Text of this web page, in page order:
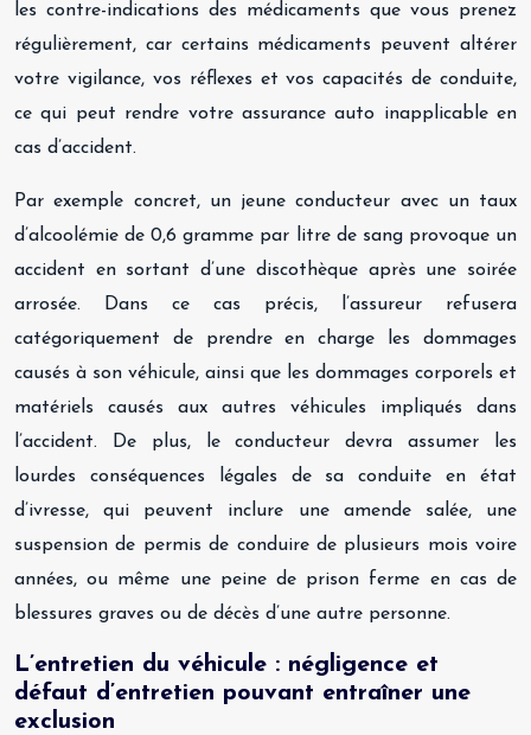
les contre-indications des médicaments que vous prenez
régulièrement, car certains médicaments peuvent altérer
votre vigilance, vos réflexes et vos capacités de conduite,
ce qui peut rendre votre assurance auto inapplicable en
cas d’accident.
Par exemple concret, un jeune conducteur avec un taux
d’alcoolémie de 0,6 gramme par litre de sang provoque un
accident en sortant d’une discothèque après une soirée
arrosée. Dans ce cas précis, l’assureur refusera
catégoriquement de prendre en charge les dommages
causés à son véhicule, ainsi que les dommages corporels et
matériels causés aux autres véhicules impliqués dans
l’accident. De plus, le conducteur devra assumer les
lourdes conséquences légales de sa conduite en état
d’ivresse, qui peuvent inclure une amende salée, une
suspension de permis de conduire de plusieurs mois voire
années, ou même une peine de prison ferme en cas de
blessures graves ou de décès d’une autre personne.
L’entretien du véhicule : négligence et
défaut d’entretien pouvant entraîner une
exclusion